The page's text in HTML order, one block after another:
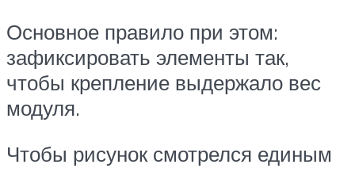
Основное правило при этом:
зафиксировать элементы так,
чтобы крепление выдержало вес
модуля.
Чтобы рисунок смотрелся единым